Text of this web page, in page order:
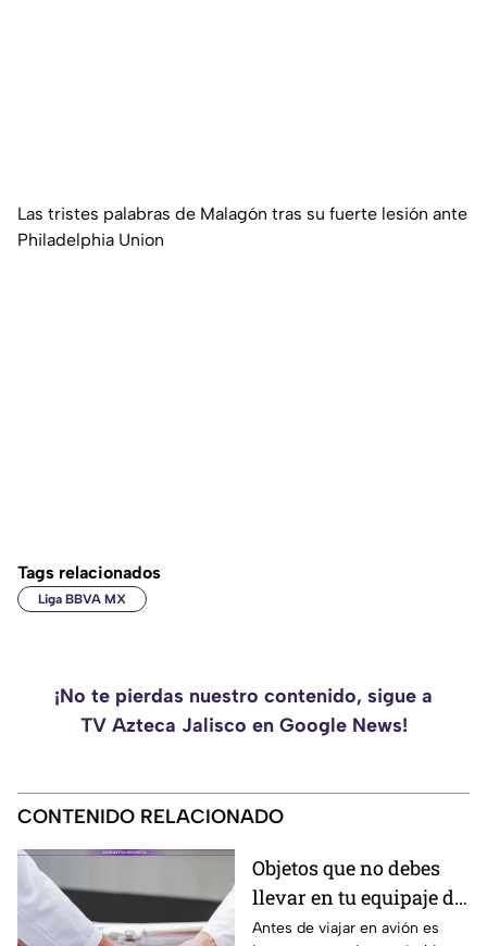
Las tristes palabras de Malagón tras su fuerte lesión ante
Philadelphia Union
Tags relacionados
Liga BBVA MX
¡No te pierdas nuestro contenido, sigue a
TV Azteca Jalisco en Google News!
CONTENIDO RELACIONADO
Objetos que no debes
llevar en tu equipaje de
mano y podrían
Antes de viajar en avión es